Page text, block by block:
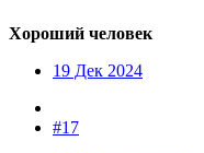
Хороший человек
19 Дек 2024
#17